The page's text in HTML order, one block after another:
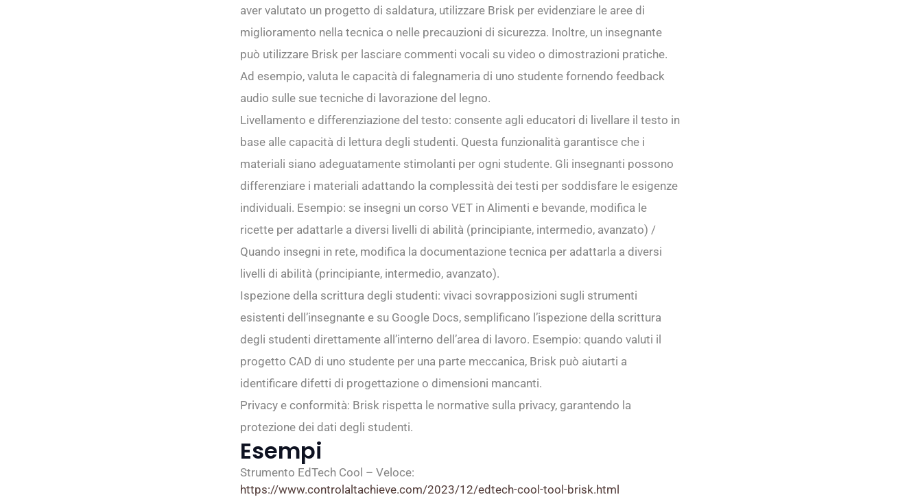
aver valutato un progetto di saldatura, utilizzare Brisk per evidenziare le aree di
miglioramento nella tecnica o nelle precauzioni di sicurezza. Inoltre, un insegnante
può utilizzare Brisk per lasciare commenti vocali su video o dimostrazioni pratiche.
Ad esempio, valuta le capacità di falegnameria di uno studente fornendo feedback
audio sulle sue tecniche di lavorazione del legno.
Livellamento e differenziazione del testo: consente agli educatori di livellare il testo in
base alle capacità di lettura degli studenti. Questa funzionalità garantisce che i
materiali siano adeguatamente stimolanti per ogni studente. Gli insegnanti possono
differenziare i materiali adattando la complessità dei testi per soddisfare le esigenze
individuali. Esempio: se insegni un corso VET in Alimenti e bevande, modifica le
ricette per adattarle a diversi livelli di abilità (principiante, intermedio, avanzato) /
Quando insegni in rete, modifica la documentazione tecnica per adattarla a diversi
livelli di abilità (principiante, intermedio, avanzato).
Ispezione della scrittura degli studenti: vivaci sovrapposizioni sugli strumenti
esistenti dell’insegnante e su Google Docs, semplificano l’ispezione della scrittura
degli studenti direttamente all’interno dell’area di lavoro. Esempio: quando valuti il
progetto CAD di uno studente per una parte meccanica, Brisk può aiutarti a
identificare difetti di progettazione o dimensioni mancanti.
Privacy e conformità: Brisk rispetta le normative sulla privacy, garantendo la
protezione dei dati degli studenti.
Esempi
Strumento EdTech Cool – Veloce:
https://www.controlaltachieve.com/2023/12/edtech-cool-tool-brisk.html